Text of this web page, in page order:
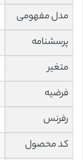
مدل مفهومی
پرسشنامه
متغیر
فرضیه
رفرنس
کد محصول